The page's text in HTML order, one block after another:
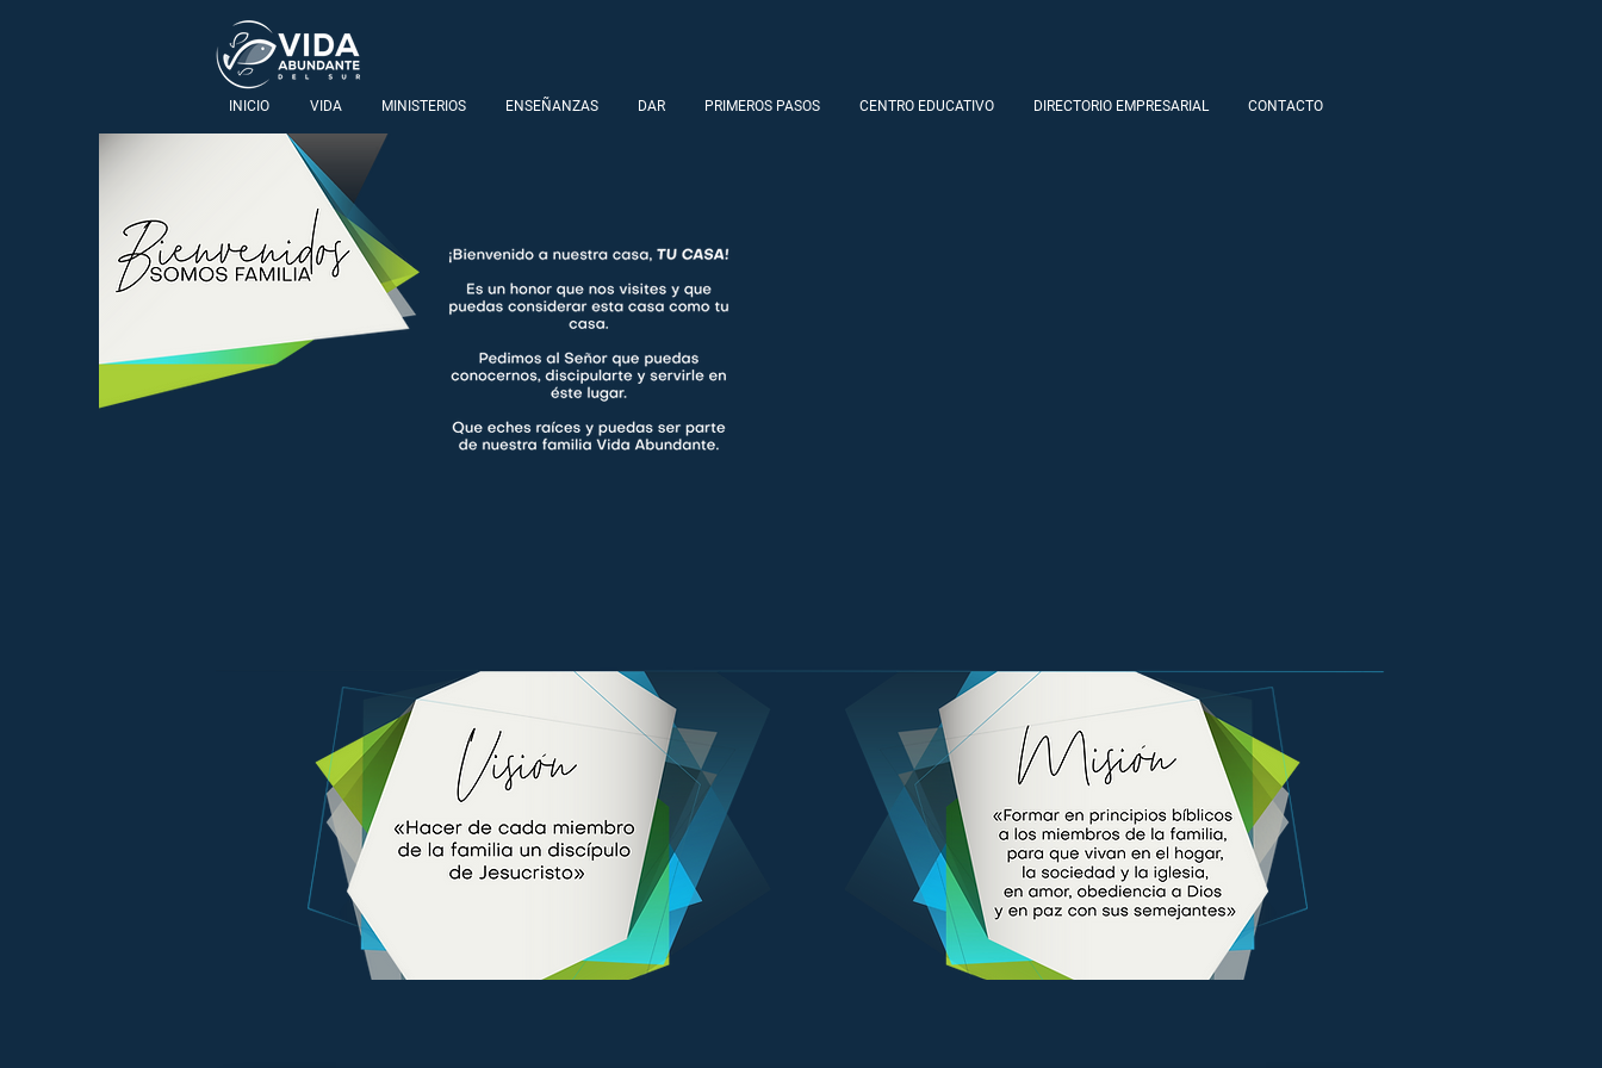
INICIO VIDA MINISTERIOS ENSEÑANZAS DAR PRIMEROS PASOS CENTRO EDUCATIVO DIRECTORIO EMPRESARIAL CONTACTO